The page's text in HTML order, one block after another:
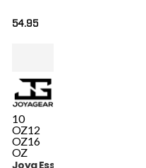
54.95
10
OZ12
OZ16
OZ
Joya Essential